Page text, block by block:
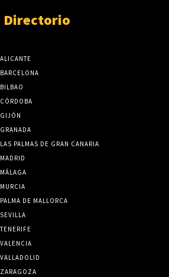
Directorio
PALMAS DE GRAN CANARIA
DE MALLORCA